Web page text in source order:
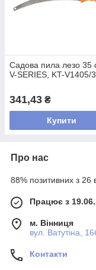
Садова пила лезо 35
V-SERIES, KT-V1405/3
341,43 ₴
Купити
Про нас
88% позитивних з 26
Працює з
м. Вінниця
вул. Ватутіна,
Контакти